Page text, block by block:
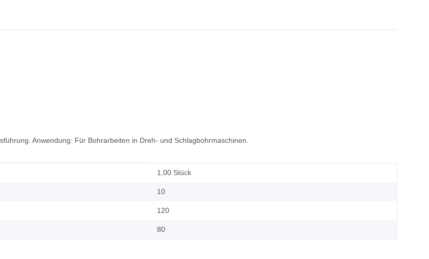
Anwendung: Für Bohrarbeiten in Dreh- und Schlagbohrmaschinen.
1,00 Stück
10
120
80